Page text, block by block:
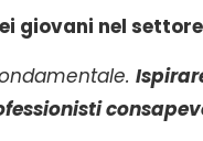
giovani nel